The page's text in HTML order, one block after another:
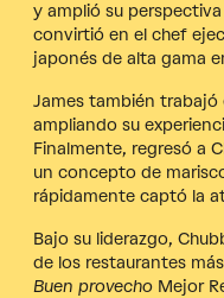
y amplió su
convirtió en el chef
japonés de alta gama
James también
ampliando su
Finalmente, regresó a
un concepto de
rápidamente captó la
Bajo su liderazgo,
de los restaurantes
Buen provecho Mejor